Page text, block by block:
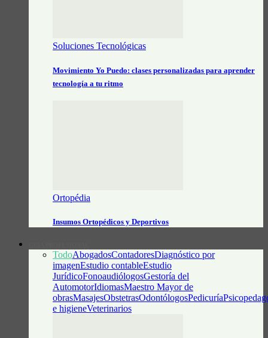
Soluciones Tecnológicas
Movimiento Yo Puedo: clases personalizadas para aprender
tecnología a tu ritmo
Ortopédia
Insumos Ortopédicos y Deportivos
TodoAbogadosContadoresDiagnóstico por
imagenEstudio contableEstudio
JurídicoFonoaudiólogosGestoría del
AutomotorIdiomasMaestro Mayor de
obrasMasajesObstetrasOdontólogosPedicuría
e higieneVeterinarios